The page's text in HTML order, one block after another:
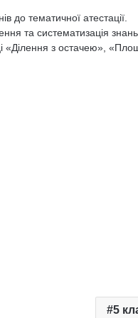
до тематичної атестації.
та систематизація
«Ділення з остачею»,
5